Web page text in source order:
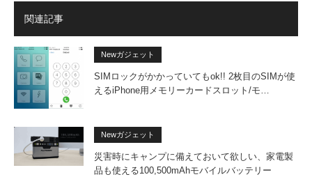
関連記事
Newガジェット
SIMロックがかかっていてもok!! 2枚目のSIMが使
えるiPhone用メモリーカードスロット/モ…
Newガジェット
災害時にキャンプに備えておいて欲しい、家電製
品も使える100,500mAhモバイルバッテリー